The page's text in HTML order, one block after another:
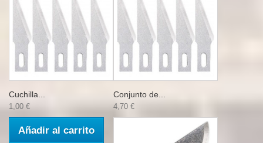
Cuchilla...
1,00 €
Añadir al carrito
Conjunto de...
4,70 €